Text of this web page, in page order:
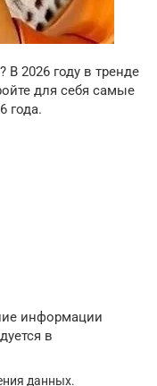
2026 году в тренде
для себя самые
года.
информации
в
данных.